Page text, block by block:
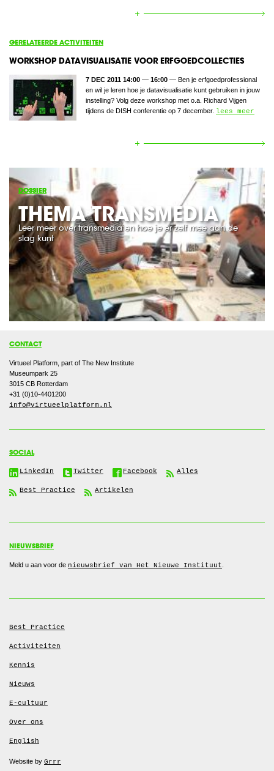
GERELATEERDE ACTIVITEITEN
WORKSHOP DATAVISUALISATIE VOOR ERFGOEDCOLLECTIES
7 DEC 2011 14:00 — 16:00 — Ben je erfgoedprofessional
en wil je leren hoe je datavisualisatie kunt gebruiken in jouw
instelling? Volg deze workshop met o.a. Richard Vijgen
tijdens de DISH conferentie op 7 december. lees meer
DOSSIER
THEMA TRANSMEDIA
Leer meer over transmedia en hoe je er zelf mee aan de
slag kunt
CONTACT
Virtueel Platform, part of The New Institute
Museumpark 25
3015 CB Rotterdam
+31 (0)10-4401200
info@virtueelplatform.nl
SOCIAL
LinkedIn Twitter Facebook Alles
Best Practice Artikelen
NIEUWSBRIEF
Meld u aan voor de nieuwsbrief van Het Nieuwe Instituut
Best Practice
Activiteiten
Kennis
Nieuws
E-cultuur
Over ons
English
Website by Grrr